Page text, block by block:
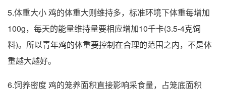
5.体重大小 鸡的体重大则维持多，标准环境下体重每增加
100g，每天的能量维持量要相应增加10千卡(3.5-4克饲
料)。所以青年鸡的体重要控制在合理的范围之内，不是体
重越大越好。
6.饲养密度 鸡的笼养面积直接影响采食量，占笼底面积